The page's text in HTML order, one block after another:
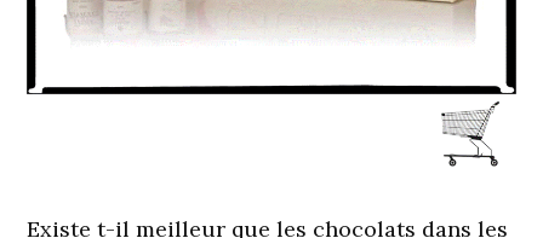
Existe t-il meilleur que les chocolats dans les